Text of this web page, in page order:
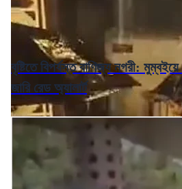
বৃষ্টিতে বিপর্যস্ত বাণিজ্য নগরী:
জারি রেড অ্যালার্ট